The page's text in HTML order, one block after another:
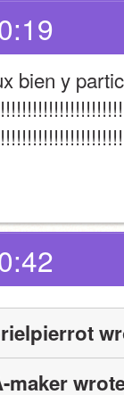
bien y
maker